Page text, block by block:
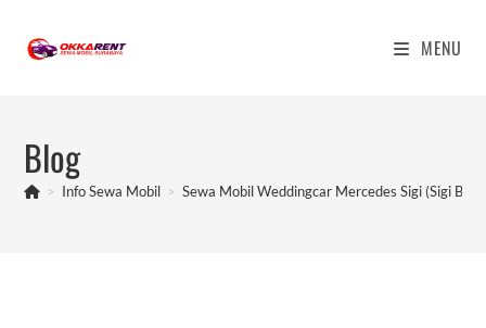
content
MENU
Blog
> Info Sewa Mobil > Sewa Mobil Weddingcar Mercedes Sigi (Sigi